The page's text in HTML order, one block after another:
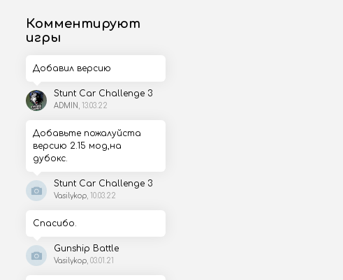
Комментируют
игры
Добавил версию
Stunt Car Challenge 3
ADMIN , 13.03.22
Добавьте пожалуйста
версию 2.15 мод,на
дубокс.
Stunt Car Challenge 3
Vasilykop , 10.03.22
Спасибо.
Gunship Battle
Vasilykop , 03.01.21